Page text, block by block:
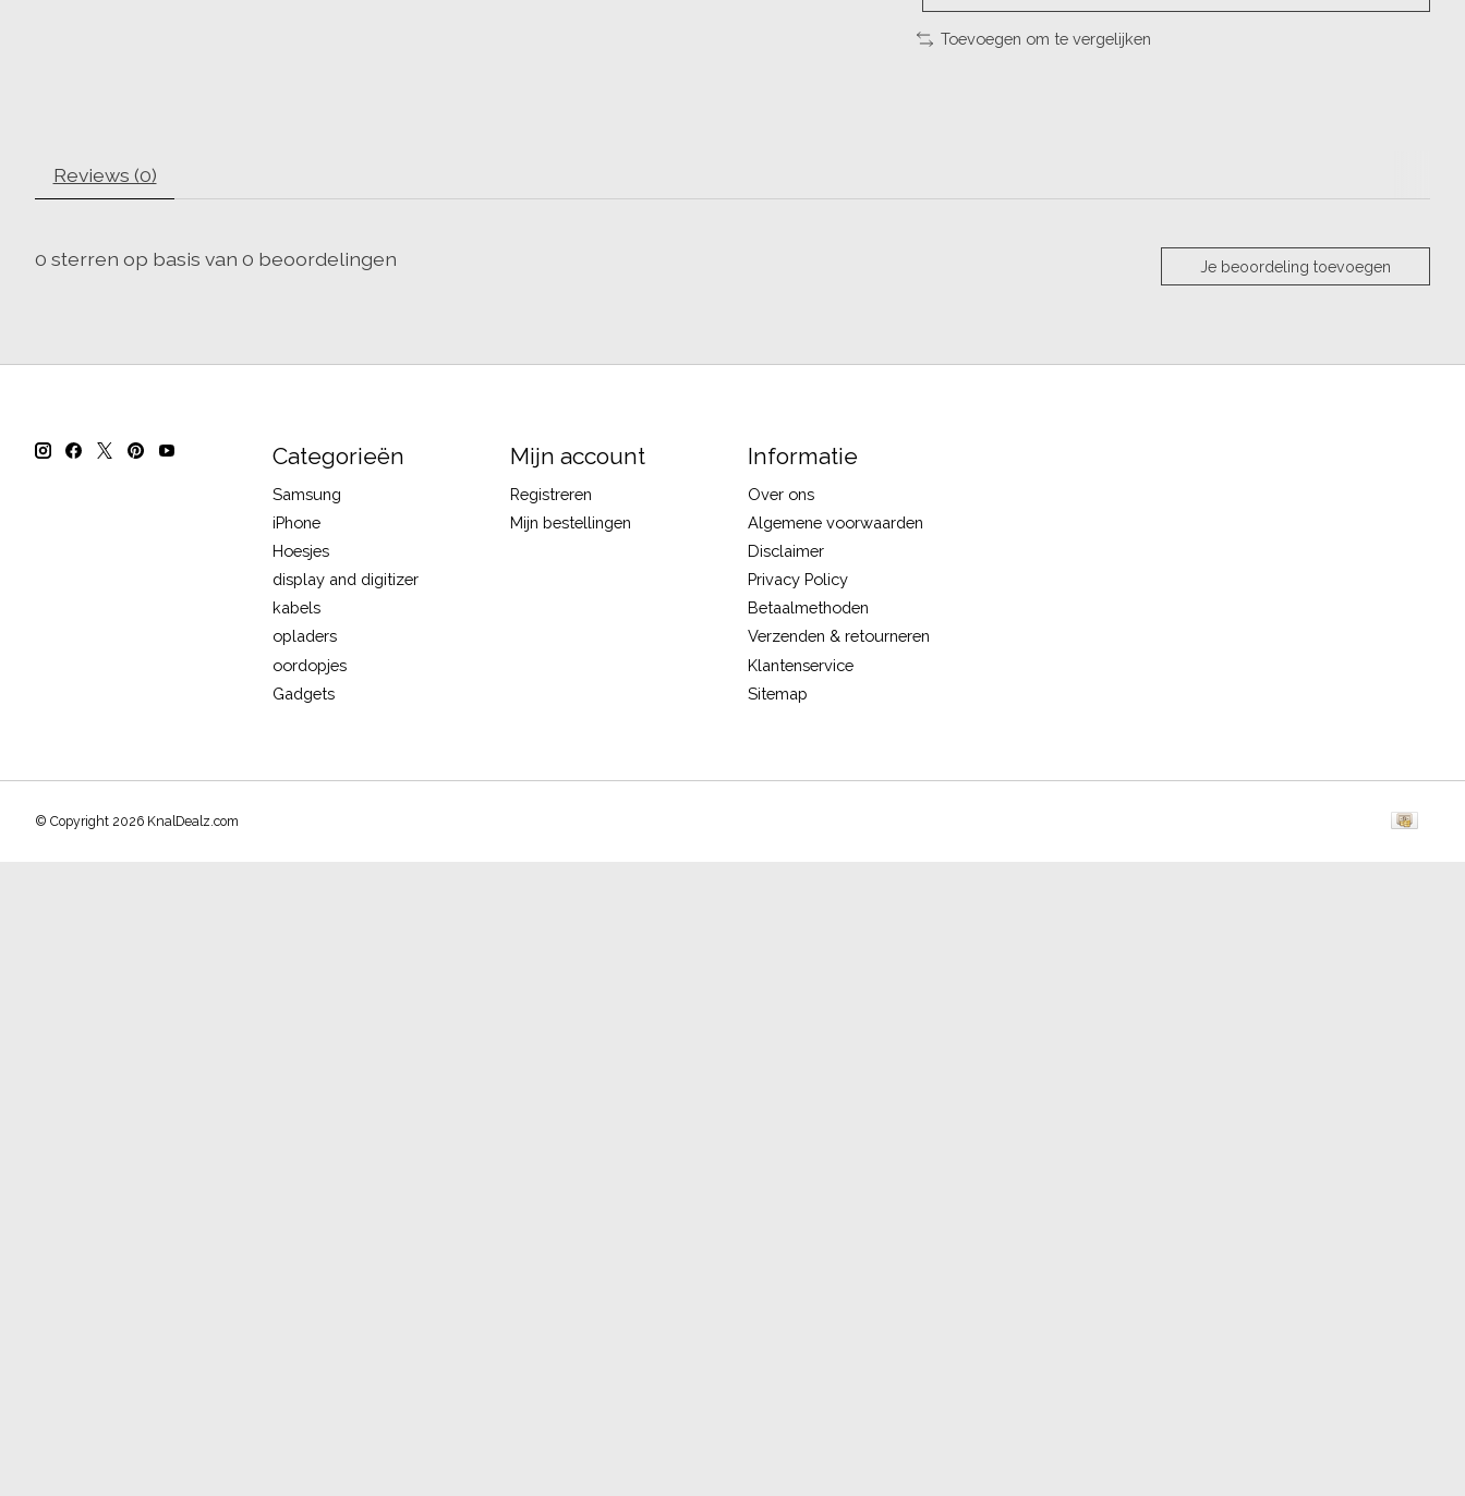
Toevoegen om te vergelijken
Reviews (0)
0 sterren op basis van 0 beoordelingen Je beoordeling toevoegen
Categorieën
Samsung
iPhone
Hoesjes
display and digitizer
kabels
opladers
oordopjes
Gadgets
Mijn account
Registreren
Mijn bestellingen
Informatie
Over ons
Algemene voorwaarden
Disclaimer
Privacy Policy
Betaalmethoden
Verzenden & retourneren
Klantenservice
Sitemap
© Copyright 2026 KnalDealz.com